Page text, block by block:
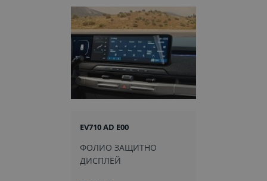
EV710 AD E00
ФОЛИО ЗАЩИТНО
ДИСПЛЕЙ